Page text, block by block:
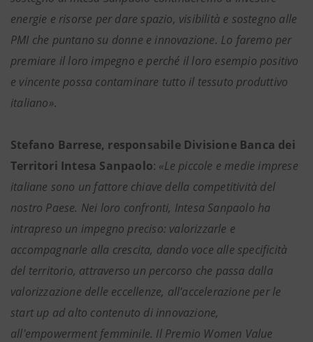
energie e risorse per dare spazio, visibilità e sostegno alle
PMI che puntano su donne e innovazione. Lo faremo per
premiare il loro impegno e perché il loro esempio positivo
e vincente possa contaminare tutto il tessuto produttivo
italiano».
Stefano Barrese, responsabile Divisione Banca dei
Territori Intesa Sanpaolo: «Le piccole e medie imprese
italiane sono un fattore chiave della competitività del
nostro Paese. Nei loro confronti, Intesa Sanpaolo ha
intrapreso un impegno preciso: valorizzarle e
accompagnarle alla crescita, dando voce alle specificità
del territorio, attraverso un percorso che passa dalla
valorizzazione delle eccellenze, all'accelerazione per le
start up ad alto contenuto di innovazione,
all'empowerment femminile. Il Premio Women Value